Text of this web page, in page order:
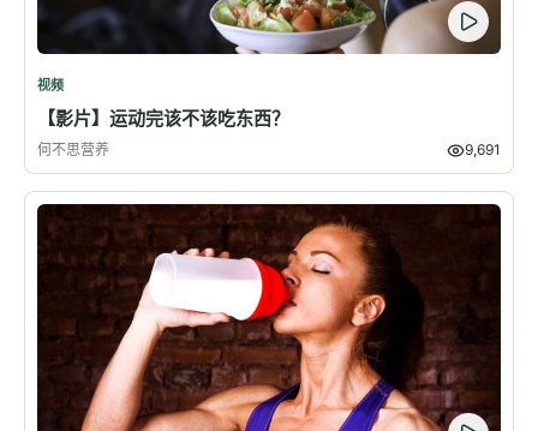
视频
【影片】运动完该不该吃东西？
何不思营养 9,691